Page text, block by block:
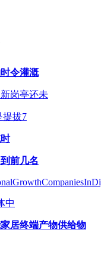
令灌溉
岗亭还未
提拔7
前几名
中
居终端产物供给物